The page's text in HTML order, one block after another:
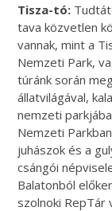
Tisza-tó:
tava közvetlen
vannak, mint a
Nemzeti Park,
túránk során
állatvilágával,
nemzeti
Nemzeti
juhászok és a
csángói
Balatonból
szolnoki RepTár